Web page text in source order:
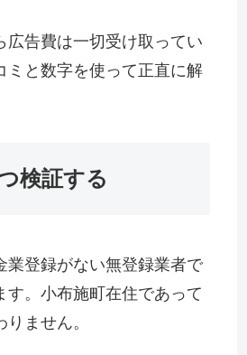
広告費は一切受け取ってい
ミと数字を使って正直に解
検証する
業登録がない無登録業者で
。小布施町在住であって
ません。